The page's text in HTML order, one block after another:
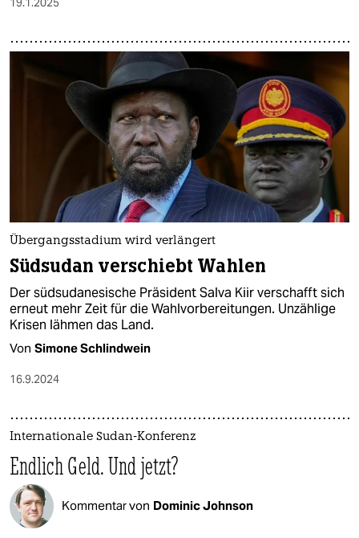
Übergangsstadium wird verlängert
Südsudan verschiebt Wahlen
Der südsudanesische Präsident Salva Kiir verschafft sich
erneut mehr Zeit für die Wahlvorbereitungen. Unzählige
Krisen lähmen das Land.
Von Simone Schlindwein
16.9.2024
Internationale Sudan-Konferenz
Endlich Geld. Und jetzt?
Kommentar von Dominic Johnson